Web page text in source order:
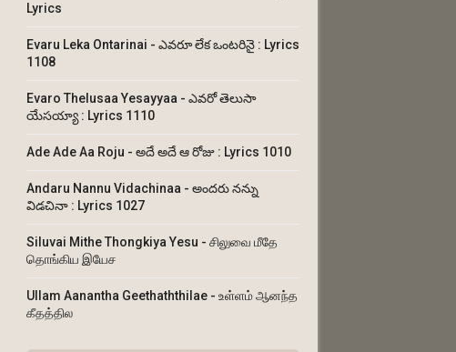
Lyrics
Evaru Leka Ontarinai - ఎవరూ లేక ఒంటరినై : Lyrics
1108
Evaro Thelusaa Yesayyaa - ఎవరో తెలుసా
యేసయ్యా : Lyrics 1110
Ade Ade Aa Roju - అదే అదే ఆ రోజు : Lyrics 1010
Andaru Nannu Vidachinaa - అందరు నన్ను
విడచినా : Lyrics 1027
Siluvai Mithe Thongkiya Yesu - சிலுவை மீதே
தொங்கிய இயேச
Ullam Aanantha Geethaththilae - உள்ளம் ஆனந்த
கீதத்தில